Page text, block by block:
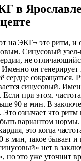
в
на ЭКГ¬ это ритм, и
Синусовый узел-
не
Именно он
сердце сокращаться.
синусовый.
Если при этом.
90 в мин. В
Это означает что
вариантом
это когда
в мин, такое бывает и
нет в
но это уже уточнит